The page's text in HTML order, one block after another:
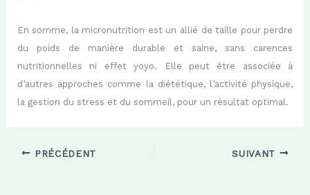
En somme, la micronutrition est un allié de taille pour perdre
du poids de manière durable et saine, sans carences
nutritionnelles ni effet yoyo. Elle peut être associée à
d’autres approches comme la diététique, l’activité physique,
la gestion du stress et du sommeil, pour un résultat optimal.
PRÉCÉDENT SUIVANT